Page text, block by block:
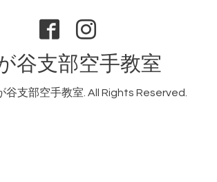
谷支部空手教室
谷支部空手教室 . All Rights Reserved.